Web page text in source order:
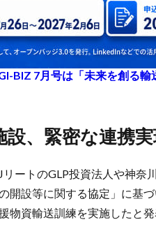
BIZ 7月号は「未来を創る
設、緊密な連携
リートのGLP投資法人や神
開設等に関する協定」に基
物資輸送訓練を実施したと発